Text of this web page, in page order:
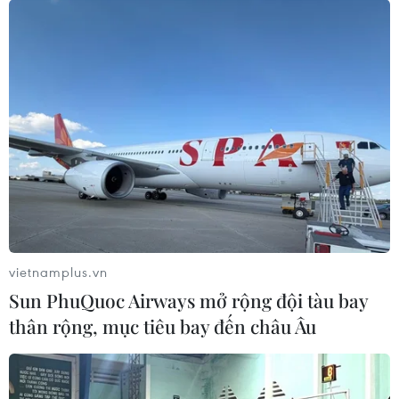
Chương trình nhằm tri ân công lao to lớn của các thế hệ
cha anh và tuyên truyền, giáo dục truyền thống yêu
nước, cách mạng cho cán bộ, đảng viên và các tầng
lớp nhân dân, nhất là thế hệ trẻ.
vietnamplus.vn
Sun PhuQuoc Airways mở rộng đội tàu bay
thân rộng, mục tiêu bay đến châu Âu